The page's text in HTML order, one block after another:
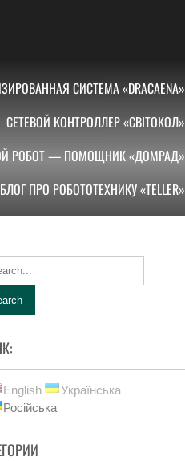
СИСТЕМА «DRACAENA»
СЕТЕВОЙ КОНТРОЛЛЕР «СВІТОКОЛ»
РОБОТ — ПОМОЩНИК «ДОМРАД»
БЛОГ ПРО РОБОТОТЕХНИКУ «TELLER»
English
Українська
Російська